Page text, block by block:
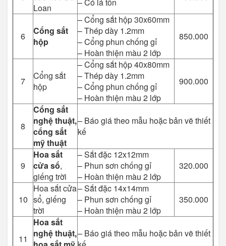
Loan
6
Cổng sắt
hộp
– Cổng sắt hộp 30x60mm
– Thép dày 1.2mm
– Cổng phun chống gỉ
– Hoàn thiện màu 2 lớp
850.000
7
Cổng sắt
hộp
– Cổng sắt hộp 40x80mm
– Thép dày 1.2mm
– Cổng phun chống gỉ
– Hoàn thiện màu 2 lớp
900.000
8
Cổng sắt
nghệ thuật,
cổng sắt
mỹ thuật
– Báo giá theo mẫu hoặc bản vẽ thiết
kế
9
Hoa sắt
cửa sổ,
giếng trời
– Sắt đặc 12x12mm
– Phun sơn chống gỉ
– Hoàn thiện màu 2 lớp
320.000
10
Hoa sắt cửa
sổ, giếng
trời
– Sắt đặc 14x14mm
– Phun sơn chống gỉ
– Hoàn thiện màu 2 lớp
350.000
11
Hoa sắt
nghệ thuật,– Báo giá theo mẫu hoặc bản vẽ thiết